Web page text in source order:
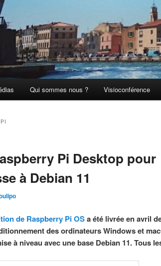
Qui sommes nous ? Visioconférence
Pi Desktop pour
à Debian 11
de Raspberry Pi OSa été livrée en avril
des ordinateurs Windows et
à niveau avec une base Debian 11. Tous